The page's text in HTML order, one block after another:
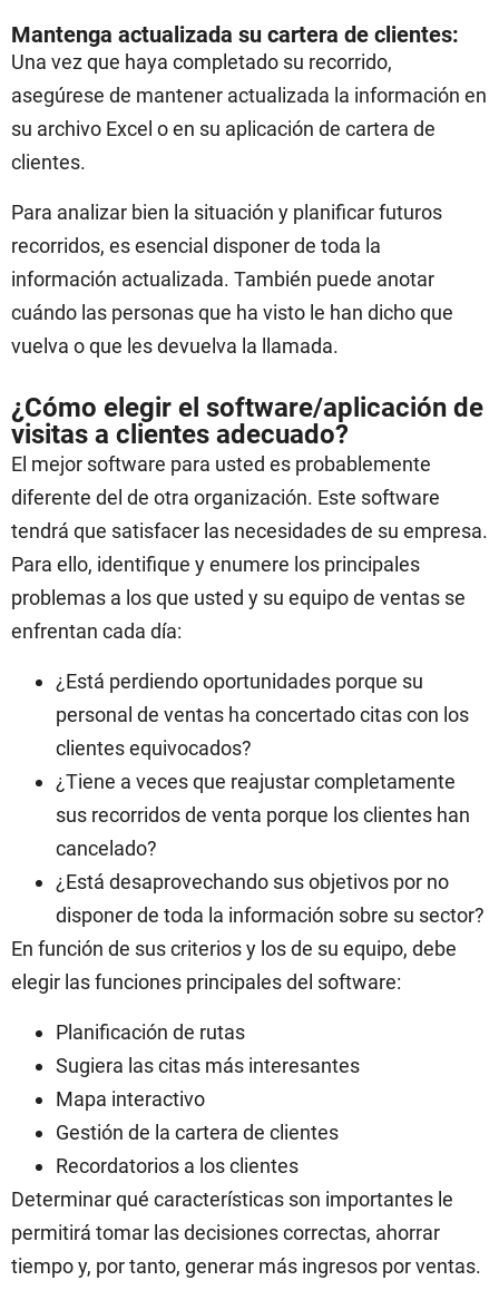
Mantenga actualizada su cartera de clientes:
Una vez que haya completado su recorrido,
asegúrese de mantener actualizada la información en
su archivo Excel o en su aplicación de cartera de
clientes.
Para analizar bien la situación y planificar futuros
recorridos, es esencial disponer de toda la
información actualizada. También puede anotar
cuándo las personas que ha visto le han dicho que
vuelva o que les devuelva la llamada.
¿Cómo elegir el software/aplicación de
visitas a clientes adecuado?
El mejor software para usted es probablemente
diferente del de otra organización. Este software
tendrá que satisfacer las necesidades de su empresa.
Para ello, identifique y enumere los principales
problemas a los que usted y su equipo de ventas se
enfrentan cada día:
¿Está perdiendo oportunidades porque su
personal de ventas ha concertado citas con los
clientes equivocados?
¿Tiene a veces que reajustar completamente
sus recorridos de venta porque los clientes han
cancelado?
¿Está desaprovechando sus objetivos por no
disponer de toda la información sobre su sector?
En función de sus criterios y los de su equipo, debe
elegir las funciones principales del software:
Planificación de rutas
Sugiera las citas más interesantes
Mapa interactivo
Gestión de la cartera de clientes
Recordatorios a los clientes
Determinar qué características son importantes le
permitirá tomar las decisiones correctas, ahorrar
tiempo y, por tanto, generar más ingresos por ventas.